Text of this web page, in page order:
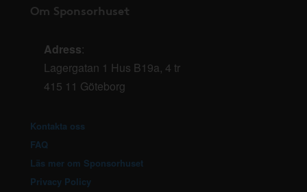
Om Sponsorhuset
Adress:
Lagergatan 1 Hus B19a, 4 tr
415 11 Göteborg
Kontakta oss
FAQ
Läs mer om Sponsorhuset
Privacy Policy